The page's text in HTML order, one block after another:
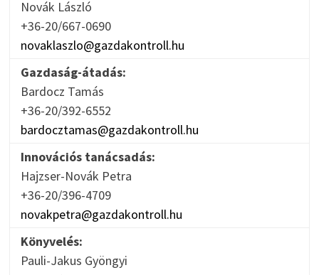
Novák László
+36-20/667-0690
novaklaszlo@gazdakontroll.hu
Gazdaság-átadás:
Bardocz Tamás
+36-20/392-6552
bardocztamas@gazdakontroll.hu
Innovációs tanácsadás:
Hajzser-Novák Petra
+36-20/396-4709
novakpetra@gazdakontroll.hu
Könyvelés:
Pauli-Jakus Gyöngyi